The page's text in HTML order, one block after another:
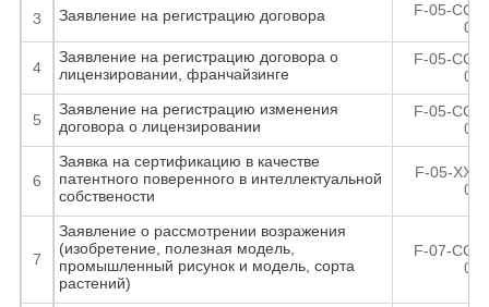
Заявление на регистрацию договора
F-05-CC-
Заявление на регистрацию договора о
лицензировании, франчайзинге
F-05-CC-
Заявление на регистрацию изменения
договора о лицензировании
F-05-CC-
Заявка на сертификацию в качестве
патентного поверенного в интеллектуальной
собствености
F-05-XX-
Заявление о рассмотрении возражения
(изобретение, полезная модель,
промышленный рисунок и модель, сорта
растений)
F-07-CC-
3
4
5
6
7